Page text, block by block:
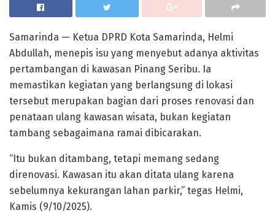
Samarinda — Ketua DPRD Kota Samarinda, Helmi
Abdullah, menepis isu yang menyebut adanya aktivitas
pertambangan di kawasan Pinang Seribu. Ia
memastikan kegiatan yang berlangsung di lokasi
tersebut merupakan bagian dari proses renovasi dan
penataan ulang kawasan wisata, bukan kegiatan
tambang sebagaimana ramai dibicarakan.
“Itu bukan ditambang, tetapi memang sedang
direnovasi. Kawasan itu akan ditata ulang karena
sebelumnya kekurangan lahan parkir,” tegas Helmi,
Kamis (9/10/2025).